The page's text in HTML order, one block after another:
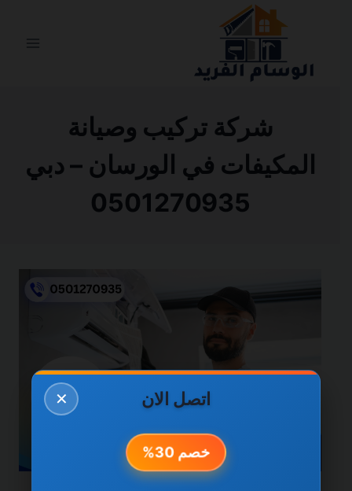
شركة تركيب وصيانة
المكيفات في الورسان – دبي
0501270935
✕ اتصل الان
خصم 30%